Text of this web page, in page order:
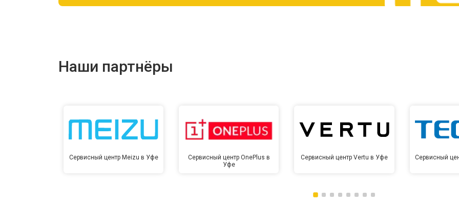
Наши партнёры
Сервисный центр Meizu в Уфе
Сервисный центр OnePlus в
Уфе
Сервисный центр Vertu в Уфе Сервисный